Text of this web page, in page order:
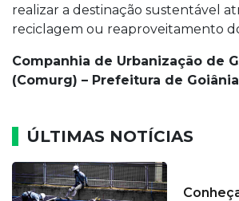
realizar a destinação sustentável
reciclagem ou reaproveitamento
Companhia de Urbanização de
(Comurg) – Prefeitura de Goiânia
ÚLTIMAS NOTÍCIAS